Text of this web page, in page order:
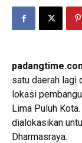
satu daerah lagi
lokasi
Lima Puluh
dialokasikan
Dharmasraya.